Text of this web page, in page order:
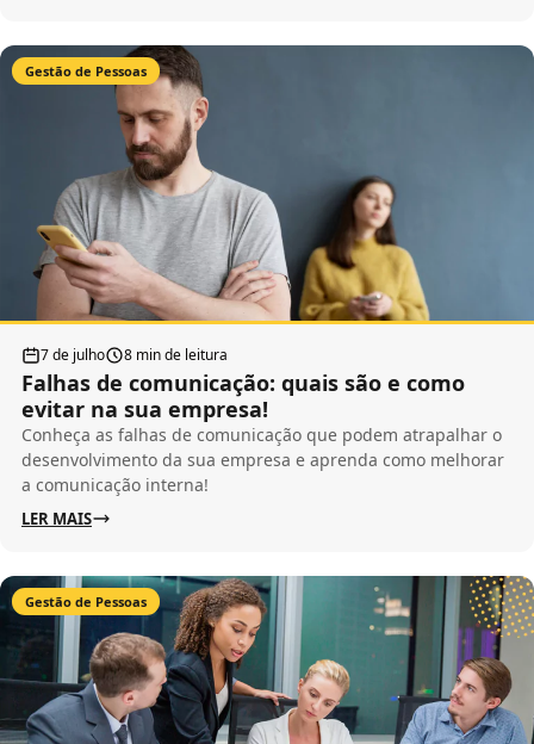
Gestão de Pessoas
7 de julho 8 min de leitura
Falhas de comunicação: quais são e como
evitar na sua empresa!
Conheça as falhas de comunicação que podem atrapalhar o
desenvolvimento da sua empresa e aprenda como melhorar
a comunicação interna!
LER MAIS
Gestão de Pessoas